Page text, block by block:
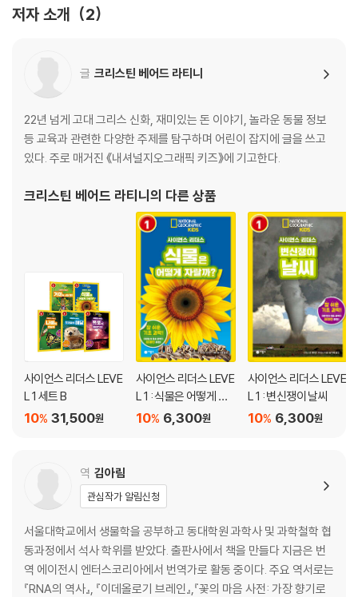
저자 소개 2
글 크리스틴 베어드 라티니
22년 넘게 고대 그리스 신화, 재미있는 돈 이야기, 놀라운 동물 정보
등 교육과 관련한 다양한 주제를 탐구하며 어린이 잡지에 글을 쓰고
있다. 주로 매거진 《내셔널지오그래픽 키즈》에 기고한다.
크리스틴 베어드 라티니 의 다른 상품
사이언스 리더스 LEVE
L 1 세트 B
31,500원
10%
사이언스 리더스 LEVE
L 1 : 식물은 어떻게 자
랄까? 6,300원
10%
사이언스 리더스 LEVE
L 1 : 변신쟁이 날씨
6,300원
10%
역 김아림
관심작가 알림신청
서울대학교에서 생물학을 공부하고 동대학원 과학사 및 과학철학 협
동과정에서 석사 학위를 받았다. 출판사에서 책을 만들다 지금은 번
역 에이전시 엔터스코리아에서 번역가로 활동 중이다. 주요 역서로는
『RNA의 역사』, 『이데올로기 브레인』,『꽃의 마음 사전: 가장 향기로